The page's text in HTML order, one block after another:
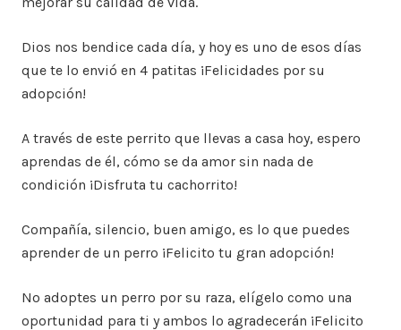
Dios nos bendice cada día, y hoy es uno de esos días
que te lo envió en 4 patitas ¡Felicidades por su
adopción!
A través de este perrito que llevas a casa hoy, espero
aprendas de él, cómo se da amor sin nada de
condición ¡Disfruta tu cachorrito!
Compañía, silencio, buen amigo, es lo que puedes
aprender de un perro ¡Felicito tu gran adopción!
No adoptes un perro por su raza, elígelo como una
oportunidad para ti y ambos lo agradecerán ¡Felicito